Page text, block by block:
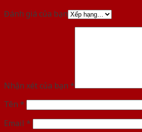
Đánh giá của bạn
Nhận xét của bạn *
Tên *
Email *